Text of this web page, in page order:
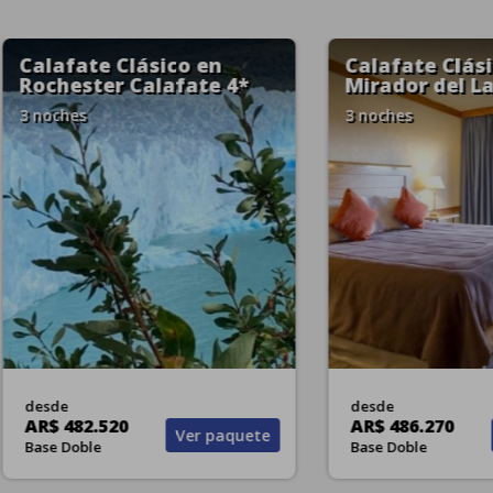
Clásico en
del Lago 4*
486.270 Ver paquete
Calafate & Ushuaia
6 noches
Estadías Julio a
Septiembre
2026 (no válido
Ver